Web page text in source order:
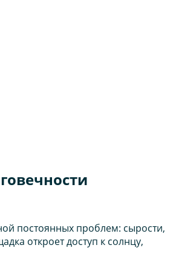
постоянных проблем: сырости,
откроет доступ к солнцу,